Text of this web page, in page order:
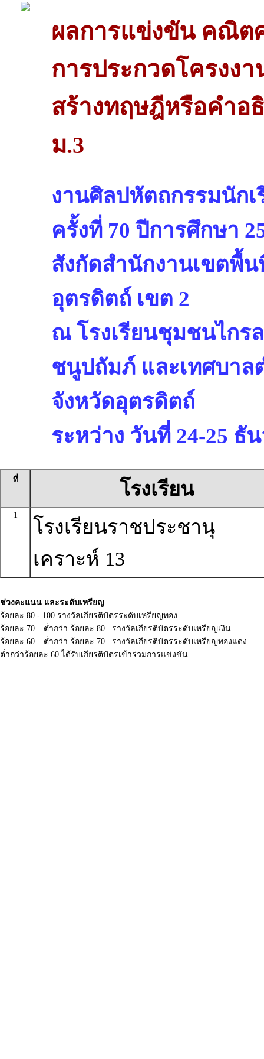
ผลการแข่งขัน คณิต
การประกวดโครงง
สร้างทฤษฎีหรือคำอ
ม.3
งานศิลปหัตถกรรมนัก
ครั้งที่ 70 ปีการศึกษา
สังกัดสำนักงานเขตพื้
อุตรดิตถ์ เขต 2
ณ โรงเรียนชุมชนไกร
ชนูปถัมภ์ และเทศบาล
จังหวัดอุตรดิตถ์
ระหว่าง วันที่ 24-25 ธั
ที่ โรงเรียน
1
โรงเรียนราชประชานุ
เคราะห์ 13
ช่วงคะแนน และระดับเหรียญ
ร้อยละ 80 - 100 รางวัลเกียรติบัตรระดับเหรียญทอง
ร้อยละ 70 – ต่ำกว่า ร้อยละ 80 รางวัลเกียรติบัตรระดับเหรียญเงิน
ร้อยละ 60 – ต่ำกว่า ร้อยละ 70 รางวัลเกียรติบัตรระดับเหรียญทองแดง
ต่ำกว่าร้อยละ 60 ได้รับเกียรติบัตรเข้าร่วมการแข่งขัน